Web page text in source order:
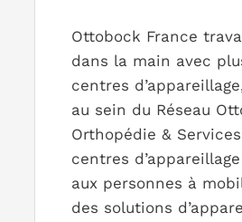
Ottobock France
dans la main avec
centres
au sein du Réseau
Orthopédie &
centres
aux personnes à
des solutions